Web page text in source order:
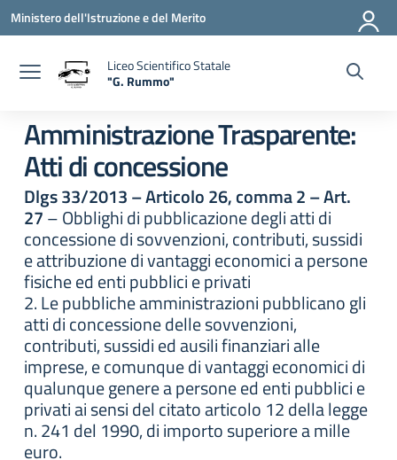
Vai ai contenuti
Vai al menu di navigazione
Vai al footer
Ministero dell'Istruzione e del Merito
Liceo Scientifico Statale
"G. Rummo"
Amministrazione Trasparente:
Atti di concessione
Dlgs 33/2013 – Articolo 26, comma 2 – Art.
27– Obblighi di pubblicazione degli atti di
concessione di sovvenzioni, contributi, sussidi
e attribuzione di vantaggi economici a persone
fisiche ed enti pubblici e privati
2. Le pubbliche amministrazioni pubblicano gli
atti di concessione delle sovvenzioni,
contributi, sussidi ed ausili finanziari alle
imprese, e comunque di vantaggi economici di
qualunque genere a persone ed enti pubblici e
privati ai sensi del citato articolo 12 della legge
n. 241 del 1990, di importo superiore a mille
euro.